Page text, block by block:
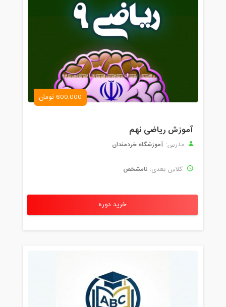
600,000 تومان
آموزش ریاضی نهم
مدرس: آموزشگاه خردمندان
کلاس بعدی: نامشخص
خرید دوره